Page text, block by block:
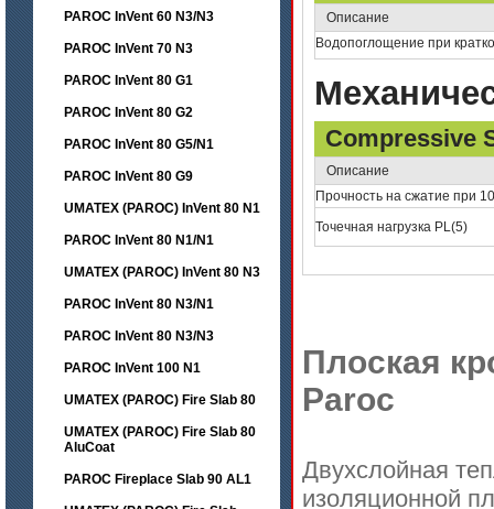
PAROC InVent 60 N3/N3
PAROC InVent 70 N3
PAROC InVent 80 G1
PAROC InVent 80 G2
PAROC InVent 80 G5/N1
PAROC InVent 80 G9
UMATEX (PAROC) InVent 80 N1
PAROC InVent 80 N1/N1
UMATEX (PAROC) InVent 80 N3
PAROC InVent 80 N3/N1
PAROC InVent 80 N3/N3
PAROC InVent 100 N1
UMATEX (PAROC) Fire Slab 80
UMATEX (PAROC) Fire Slab 80
AluCoat
PAROC Fireplace Slab 90 AL1
Описание
Водопоглощение при
Compressive
Описание
Прочность на сжатие при
Точечная нагрузка PL(5)
Плоская
Paroc
Двухслойная
изоляционной